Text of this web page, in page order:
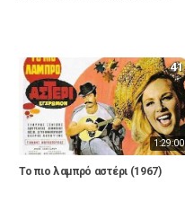
1:29:00
41
Το πιο λαμπρό αστέρι (1967)